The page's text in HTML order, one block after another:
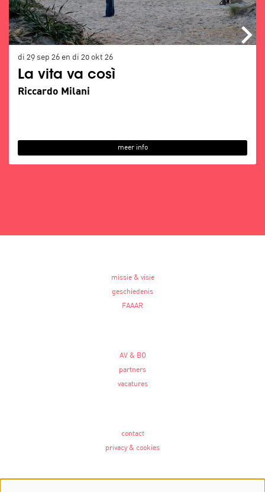
La vita va così
Riccardo Milani
di 29 sep 26 en di 20 okt 26
meer info
missie & visie
geschiedenis
FAAAR
AV & BO
partners
vacatures
contact
privacy & cookies